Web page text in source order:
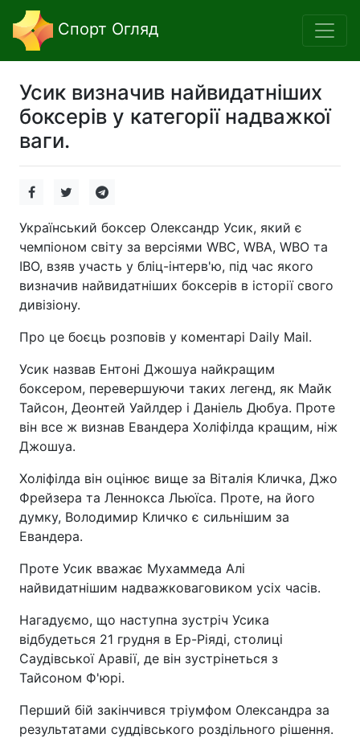
Спорт Огляд
Усик визначив найвидатніших
боксерів у категорії надважкої
ваги.
Український боксер Олександр Усик, який є
чемпіоном світу за версіями WBC, WBA, WBO та
IBO, взяв участь у бліц-інтерв'ю, під час якого
визначив найвидатніших боксерів в історії свого
дивізіону.
Про це боєць розповів у коментарі Daily Mail.
Усик назвав Ентоні Джошуа найкращим
боксером, перевершуючи таких легенд, як Майк
Тайсон, Деонтей Уайлдер і Даніель Дюбуа. Проте
він все ж визнав Евандера Холіфілда кращим, ніж
Джошуа.
Холіфілда він оцінює вище за Віталія Кличка, Джо
Фрейзера та Леннокса Льюїса. Проте, на його
думку, Володимир Кличко є сильнішим за
Евандера.
Проте Усик вважає Мухаммеда Алі
найвидатнішим надважковаговиком усіх часів.
Нагадуємо, що наступна зустріч Усика
відбудеться 21 грудня в Ер-Ріяді, столиці
Саудівської Аравії, де він зустрінеться з
Тайсоном Ф'юрі.
Перший бій закінчився тріумфом Олександра за
результатами суддівського роздільного рішення.